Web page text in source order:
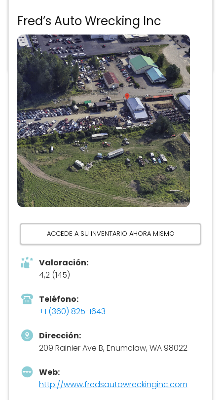
general de lo que te va a salir la
reparación y planificar tu
presupuesto con tiempo.
Fred’s Auto Wrecking Inc
ACCEDE A SU INVENTARIO AHORA MISMO
Valoración:
4,2 (145)
Teléfono:
+1 (360) 825-1643
Dirección:
209 Rainier Ave B, Enumclaw, WA 98022
Web:
http://www.fredsautowreckinginc.com